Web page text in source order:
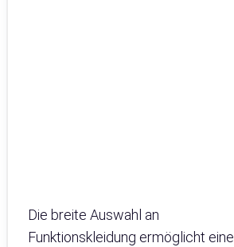
Die breite Auswahl an
Funktionskleidung ermöglicht eine